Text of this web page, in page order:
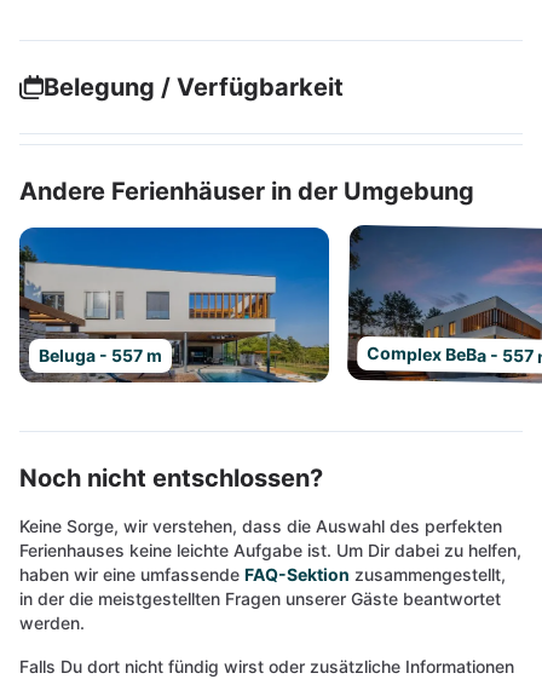
Belegung / Verfügbarkeit
Andere Ferienhäuser in der Umgebung
Beluga - 557 m Complex BeBa - 557
Noch nicht entschlossen?
Keine Sorge, wir verstehen, dass die Auswahl des perfekten
Ferienhauses keine leichte Aufgabe ist. Um Dir dabei zu helfen,
haben wir eine umfassende FAQ-Sektion zusammengestellt,
in der die meistgestellten Fragen unserer Gäste beantwortet
werden.
Falls Du dort nicht fündig wirst oder zusätzliche Informationen